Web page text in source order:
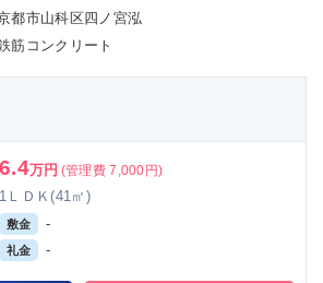
都市山科区四ノ宮泓
筋コンクリート
6.4万円 (管理費 7,000円)
1ＬＤＫ(41㎡)
敷金 -
礼金 -